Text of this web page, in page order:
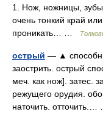
1. Нож, ножницы, зубы
очень тонкий край
проникать… …
острый — ▲
заострить. острый
меч. как нож]. затес.
режущего орудия.
наточить.